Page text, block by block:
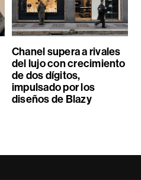
Chanel supera a rivales
del lujo con crecimiento
de dos dígitos,
impulsado por los
diseños de Blazy